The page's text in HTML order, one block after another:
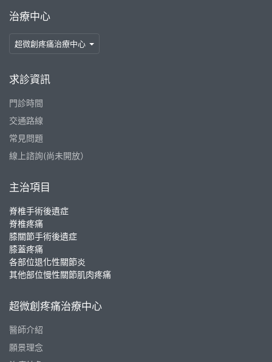
治療中心
超微創疼痛治療中心
求診資訊
門診時間
交通路線
常見問題
線上諮詢(尚未開放）
主治項目
脊椎手術後遺症
脊椎疼痛
膝關節手術後遺症
膝蓋疼痛
各部位退化性關節炎
其他部位慢性關節肌肉疼痛
超微創疼痛治療中心
醫師介紹
願景理念